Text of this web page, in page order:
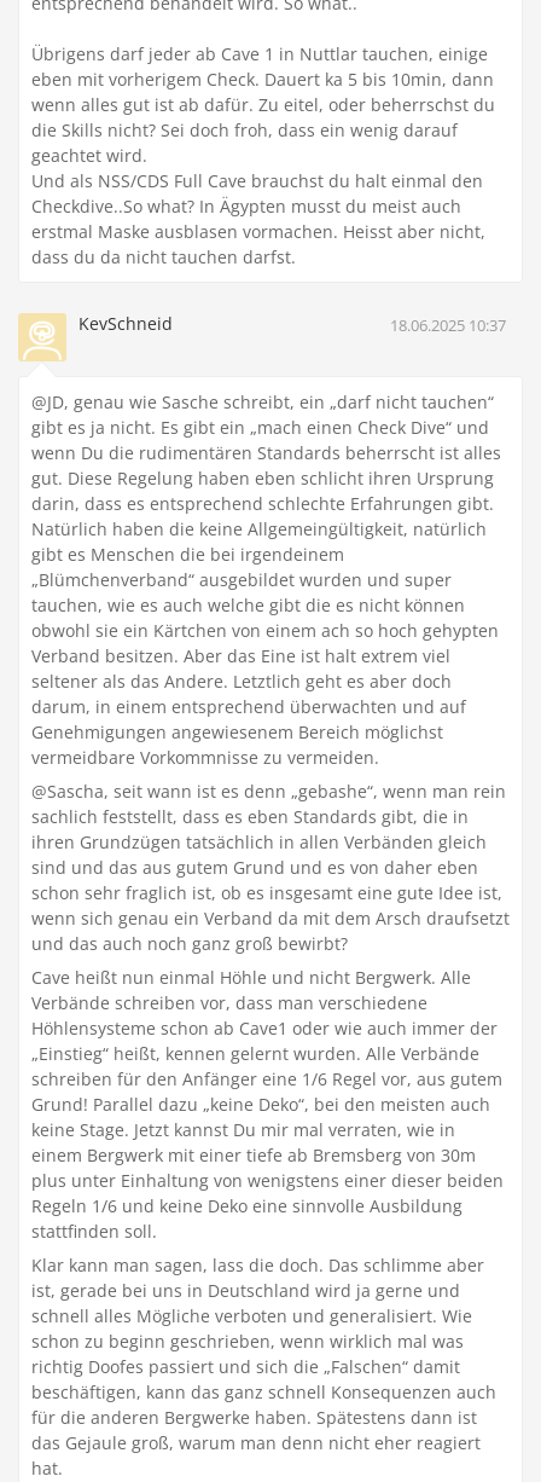
Übrigens darf jeder ab Cave 1 in Nuttlar tauchen, einige
eben mit vorherigem Check. Dauert ka 5 bis 10min, dann
wenn alles gut ist ab dafür. Zu eitel, oder beherrschst du
die Skills nicht? Sei doch froh, dass ein wenig darauf
geachtet wird.
Und als NSS/CDS Full Cave brauchst du halt einmal den
Checkdive..So what? In Ägypten musst du meist auch
erstmal Maske ausblasen vormachen. Heisst aber nicht,
dass du da nicht tauchen darfst.
KevSchneid 18.06.2025 10:37
@JD, genau wie Sasche schreibt, ein „darf nicht tauchen“
gibt es ja nicht. Es gibt ein „mach einen Check Dive“ und
wenn Du die rudimentären Standards beherrscht ist alles
gut. Diese Regelung haben eben schlicht ihren Ursprung
darin, dass es entsprechend schlechte Erfahrungen gibt.
Natürlich haben die keine Allgemeingültigkeit, natürlich
gibt es Menschen die bei irgendeinem
„Blümchenverband“ ausgebildet wurden und super
tauchen, wie es auch welche gibt die es nicht können
obwohl sie ein Kärtchen von einem ach so hoch gehypten
Verband besitzen. Aber das Eine ist halt extrem viel
seltener als das Andere. Letztlich geht es aber doch
darum, in einem entsprechend überwachten und auf
Genehmigungen angewiesenem Bereich möglichst
vermeidbare Vorkommnisse zu vermeiden.
@Sascha, seit wann ist es denn „gebashe“, wenn man rein
sachlich feststellt, dass es eben Standards gibt, die in
ihren Grundzügen tatsächlich in allen Verbänden gleich
sind und das aus gutem Grund und es von daher eben
schon sehr fraglich ist, ob es insgesamt eine gute Idee ist,
wenn sich genau ein Verband da mit dem Arsch draufsetzt
und das auch noch ganz groß bewirbt?
Cave heißt nun einmal Höhle und nicht Bergwerk. Alle
Verbände schreiben vor, dass man verschiedene
Höhlensysteme schon ab Cave1 oder wie auch immer der
„Einstieg“ heißt, kennen gelernt wurden. Alle Verbände
schreiben für den Anfänger eine 1/6 Regel vor, aus gutem
Grund! Parallel dazu „keine Deko“, bei den meisten auch
keine Stage. Jetzt kannst Du mir mal verraten, wie in
einem Bergwerk mit einer tiefe ab Bremsberg von 30m
plus unter Einhaltung von wenigstens einer dieser beiden
Regeln 1/6 und keine Deko eine sinnvolle Ausbildung
stattfinden soll.
Klar kann man sagen, lass die doch. Das schlimme aber
ist, gerade bei uns in Deutschland wird ja gerne und
schnell alles Mögliche verboten und generalisiert. Wie
schon zu beginn geschrieben, wenn wirklich mal was
richtig Doofes passiert und sich die „Falschen“ damit
beschäftigen, kann das ganz schnell Konsequenzen auch
für die anderen Bergwerke haben. Spätestens dann ist
das Gejaule groß, warum man denn nicht eher reagiert
hat.